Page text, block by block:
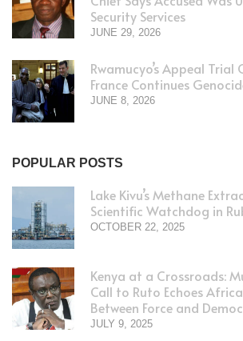
Security Services
JUNE 29, 2026
Rwamucyo’s Appeal Trial
France Continues
JUNE 8, 2026
POPULAR POSTS
Lake Kivu’s Methane
Scientific Watchdog in
OCTOBER 22, 2025
Kenya at a Crossroads:
Call to Ruto Echoes
Between Force and
JULY 9, 2025